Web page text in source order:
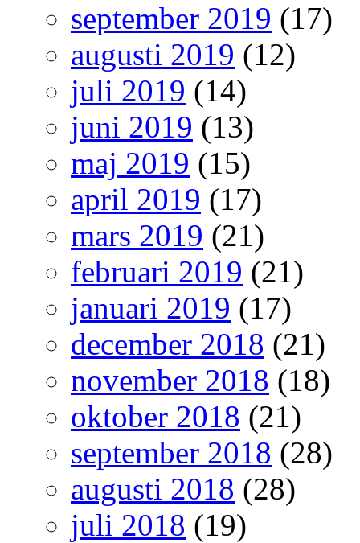
september 2019 (17)
augusti 2019 (12)
juli 2019 (14)
juni 2019 (13)
maj 2019 (15)
april 2019 (17)
mars 2019 (21)
februari 2019 (21)
januari 2019 (17)
december 2018 (21)
november 2018 (18)
oktober 2018 (21)
september 2018 (28)
augusti 2018 (28)
juli 2018 (19)